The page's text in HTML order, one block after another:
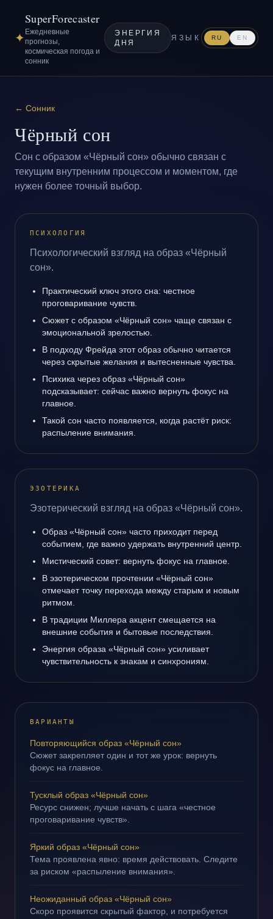
✦
SuperForecaster
Ежедневные
прогнозы,
космическая погода и
сонник
ЭНЕРГИЯ
ДНЯ
ЯЗЫК RU EN
← Сонник
Чёрный сон
Сон с образом «Чёрный сон» обычно связан с
текущим внутренним процессом и моментом, где
нужен более точный выбор.
ПСИХОЛОГИЯ
Психологический взгляд на образ «Чёрный
сон».
Практический ключ этого сна: честное
проговаривание чувств.
Сюжет с образом «Чёрный сон» чаще связан с
эмоциональной зрелостью.
В подходу Фрейда этот образ обычно читается
через скрытые желания и вытесненные чувства.
Психика через образ «Чёрный сон»
подсказывает: сейчас важно вернуть фокус на
главное.
Такой сон часто появляется, когда растёт риск:
распыление внимания.
ЭЗОТЕРИКА
Эзотерический взгляд на образ «Чёрный сон».
Образ «Чёрный сон» часто приходит перед
событием, где важно удержать внутренний центр.
Мистический совет: вернуть фокус на главное.
В эзотерическом прочтении «Чёрный сон»
отмечает точку перехода между старым и новым
ритмом.
В традиции Миллера акцент смещается на
внешние события и бытовые последствия.
Энергия образа «Чёрный сон» усиливает
чувствительность к знакам и синхрониям.
ВАРИАНТЫ
Повторяющийся образ «Чёрный сон»
Сюжет закрепляет один и тот же урок: вернуть
фокус на главное.
Тусклый образ «Чёрный сон»
Ресурс снижен; лучше начать с шага «честное
проговаривание чувств».
Яркий образ «Чёрный сон»
Тема проявлена явно: время действовать. Следите
за риском «распыление внимания».
Неожиданный образ «Чёрный сон»
Скоро проявится скрытый фактор, и потребуется